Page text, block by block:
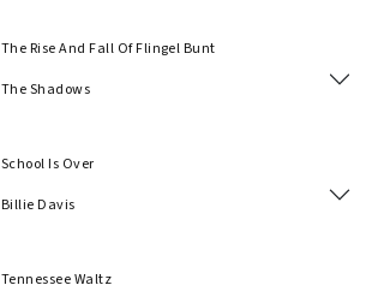
The Rise And Fall Of Flingel Bunt
The Shadows
School Is Over
Billie Davis
Tennessee Waltz